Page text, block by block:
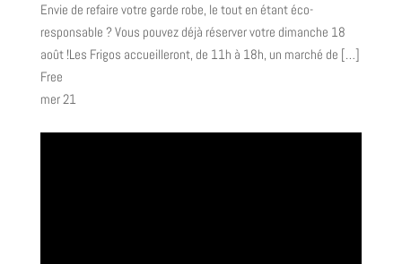
Envie de refaire votre garde robe, le tout en étant éco-
responsable ? Vous pouvez déjà réserver votre dimanche 18
août !Les Frigos accueilleront, de 11h à 18h, un marché de […]
Free
mer21